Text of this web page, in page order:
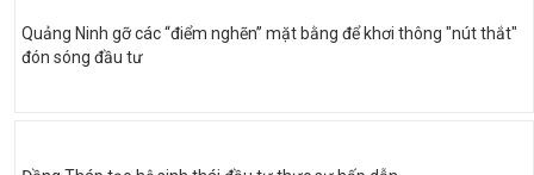
Quảng Ninh gỡ các “điểm nghẽn” mặt bằng để khơi thông "nút thắt"
đón sóng đầu tư